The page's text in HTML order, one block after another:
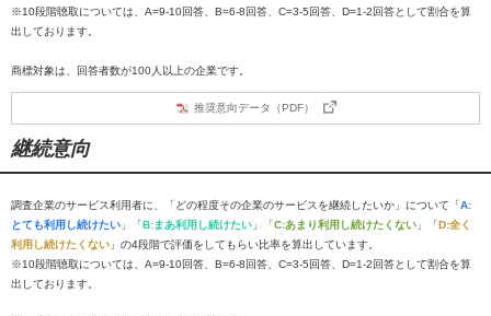
※10段階聴取については、A=9-10回答、B=6-8回答、C=3-5回答、D=1-2回答として割合を算
出しております。
商標対象は、回答者数が100人以上の企業です。
推奨意向データ（PDF）
継続意向
調査企業のサービス利用者に、「どの程度その企業のサービスを継続したいか」について「A:
とても利用し続けたい 」「B:まあ利用し続けたい 」「C:あまり利用し続けたくない 」「D:全く
利用し続けたくない 」の4段階で評価をしてもらい比率を算出しています。
※10段階聴取については、A=9-10回答、B=6-8回答、C=3-5回答、D=1-2回答として割合を算
出しております。